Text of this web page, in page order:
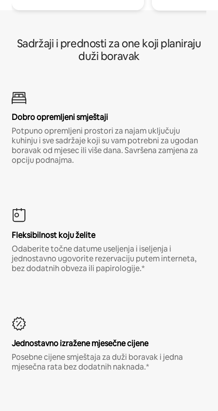
Sadržaji i prednosti za one koji planiraju
duži boravak
Dobro opremljeni smještaji
Potpuno opremljeni prostori za najam uključuju
kuhinju i sve sadržaje koji su vam potrebni za ugodan
boravak od mjesec ili više dana. Savršena zamjena za
opciju podnajma.
Fleksibilnost koju želite
Odaberite točne datume useljenja i iseljenja i
jednostavno ugovorite rezervaciju putem interneta,
bez dodatnih obveza ili papirologije.*
Jednostavno izražene mjesečne cijene
Posebne cijene smještaja za duži boravak i jedna
mjesečna rata bez dodatnih naknada.*